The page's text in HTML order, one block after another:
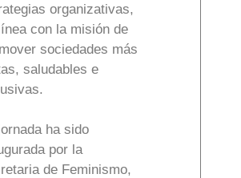
organizativas,
con la misión de
sociedades más
saludables e
ha sido
por la
de Feminismo,